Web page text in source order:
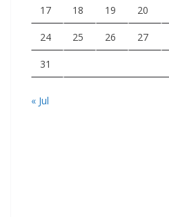
17 18 19 20
24 25 26 27
31
« Jul